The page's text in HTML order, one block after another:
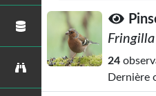
24
Dernière